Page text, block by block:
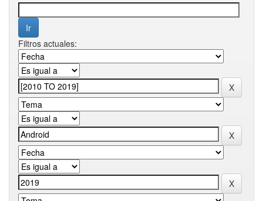
Filtros actuales: